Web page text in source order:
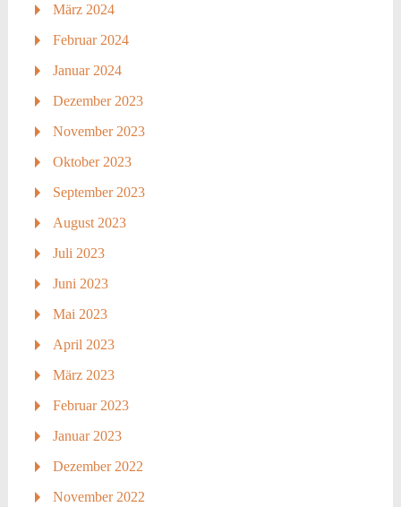
März 2024
Februar 2024
Januar 2024
Dezember 2023
November 2023
Oktober 2023
September 2023
August 2023
Juli 2023
Juni 2023
Mai 2023
April 2023
März 2023
Februar 2023
Januar 2023
Dezember 2022
November 2022